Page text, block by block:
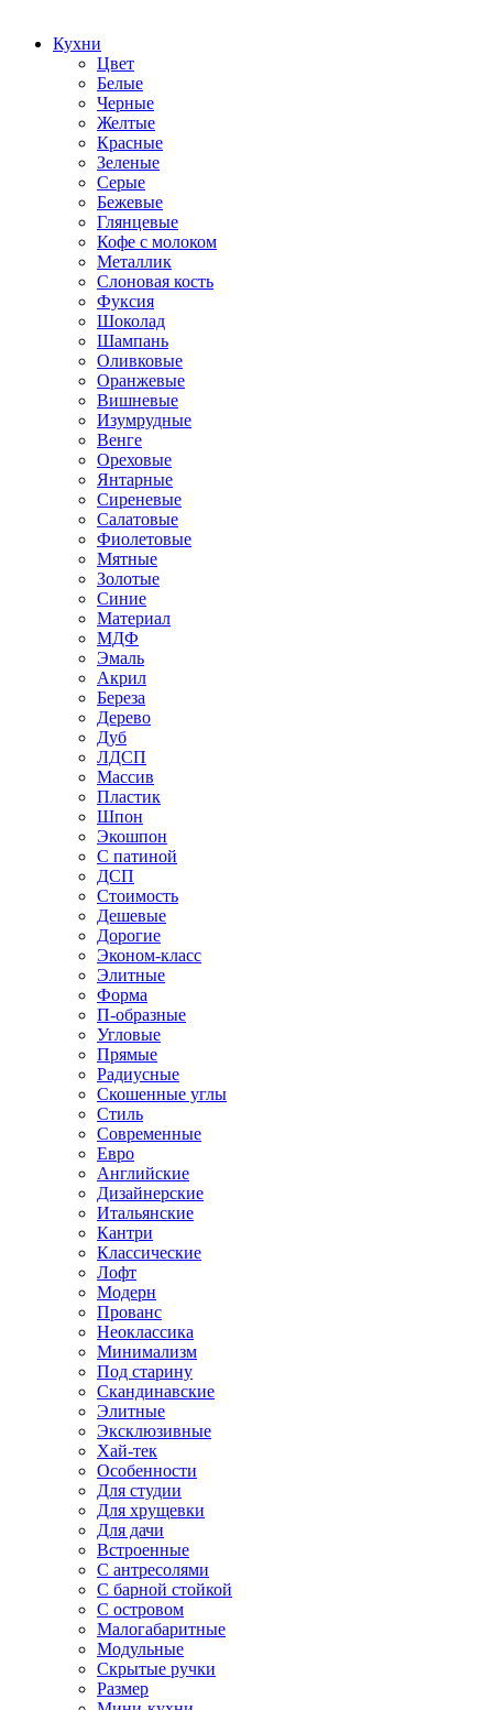
Кухни
Цвет
Белые
Черные
Желтые
Красные
Зеленые
Серые
Бежевые
Глянцевые
Кофе с молоком
Металлик
Слоновая кость
Фуксия
Шоколад
Шампань
Оливковые
Оранжевые
Вишневые
Изумрудные
Венге
Ореховые
Янтарные
Сиреневые
Салатовые
Фиолетовые
Мятные
Золотые
Синие
Материал
МДФ
Эмаль
Акрил
Береза
Дерево
Дуб
ЛДСП
Массив
Пластик
Шпон
Экошпон
С патиной
ДСП
Стоимость
Дешевые
Дорогие
Эконом-класс
Элитные
Форма
П-образные
Угловые
Прямые
Радиусные
Скошенные углы
Стиль
Современные
Евро
Английские
Дизайнерские
Итальянские
Кантри
Классические
Лофт
Модерн
Прованс
Неоклассика
Минимализм
Под старину
Скандинавские
Элитные
Эксклюзивные
Хай-тек
Особенности
Для студии
Для хрущевки
Для дачи
Встроенные
С антресолями
С барной стойкой
С островом
Малогабаритные
Модульные
Скрытые ручки
Размер